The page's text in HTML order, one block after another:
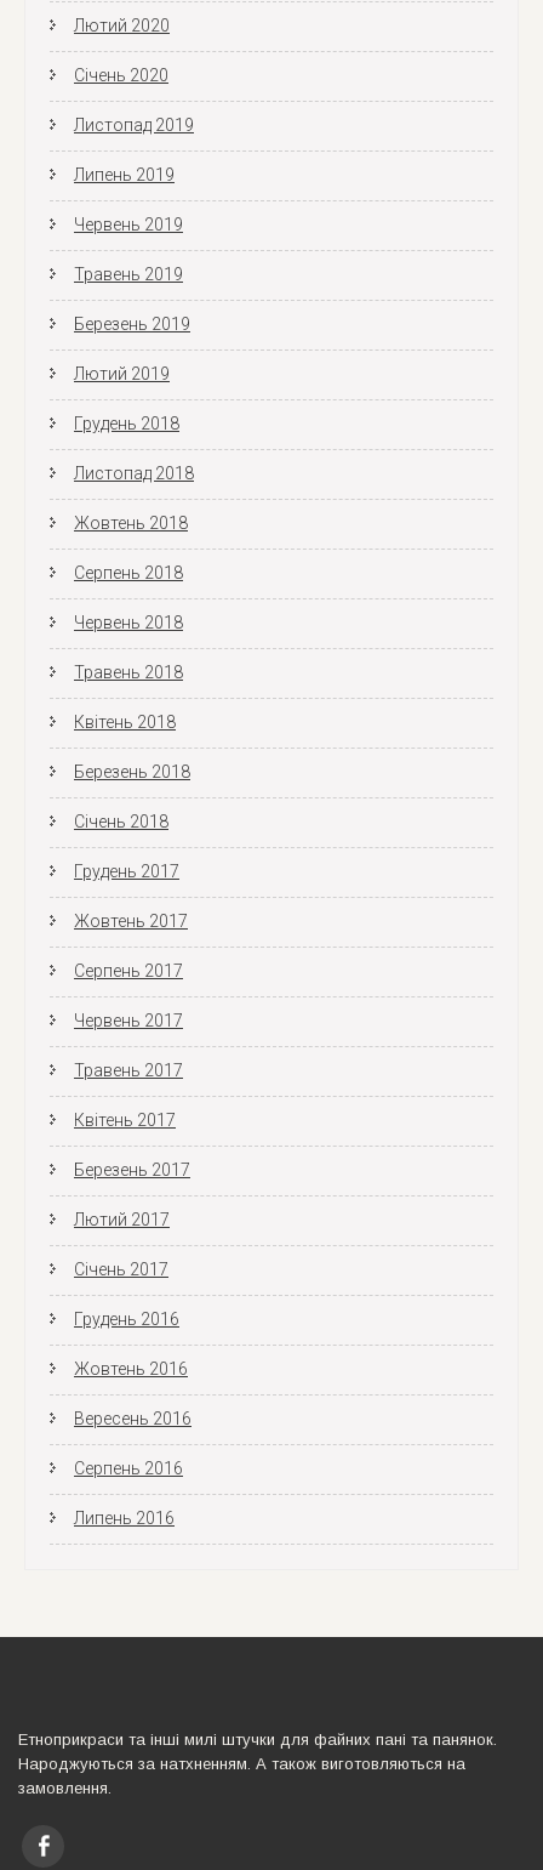
Лютий 2020
Січень 2020
Листопад 2019
Липень 2019
Червень 2019
Травень 2019
Березень 2019
Лютий 2019
Грудень 2018
Листопад 2018
Жовтень 2018
Серпень 2018
Червень 2018
Травень 2018
Квітень 2018
Березень 2018
Січень 2018
Грудень 2017
Жовтень 2017
Серпень 2017
Червень 2017
Травень 2017
Квітень 2017
Березень 2017
Лютий 2017
Січень 2017
Грудень 2016
Жовтень 2016
Вересень 2016
Серпень 2016
Липень 2016
Етноприкраси та iншi милi штучки для файних панi та панянок.
Народжуються за натхненням. А також виготовляються на
замовлення.